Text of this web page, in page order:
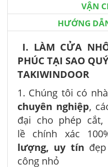
VẬN
HƯỚNG
I. LÀM CỬA
PHÚC TẠI SAO
TAKIWINDOOR
1. Chúng tôi có
chuyên nghiệp,
đại cho phép
lề chính xác
lượng, uy tín
công nhỏ